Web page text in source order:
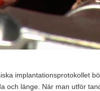
implantationsprotokollet
och länge. När man utför